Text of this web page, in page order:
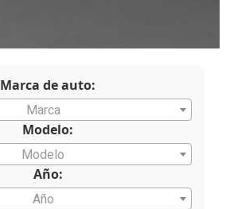
Marca de auto:
Marca
Modelo:
Modelo
Año:
Año